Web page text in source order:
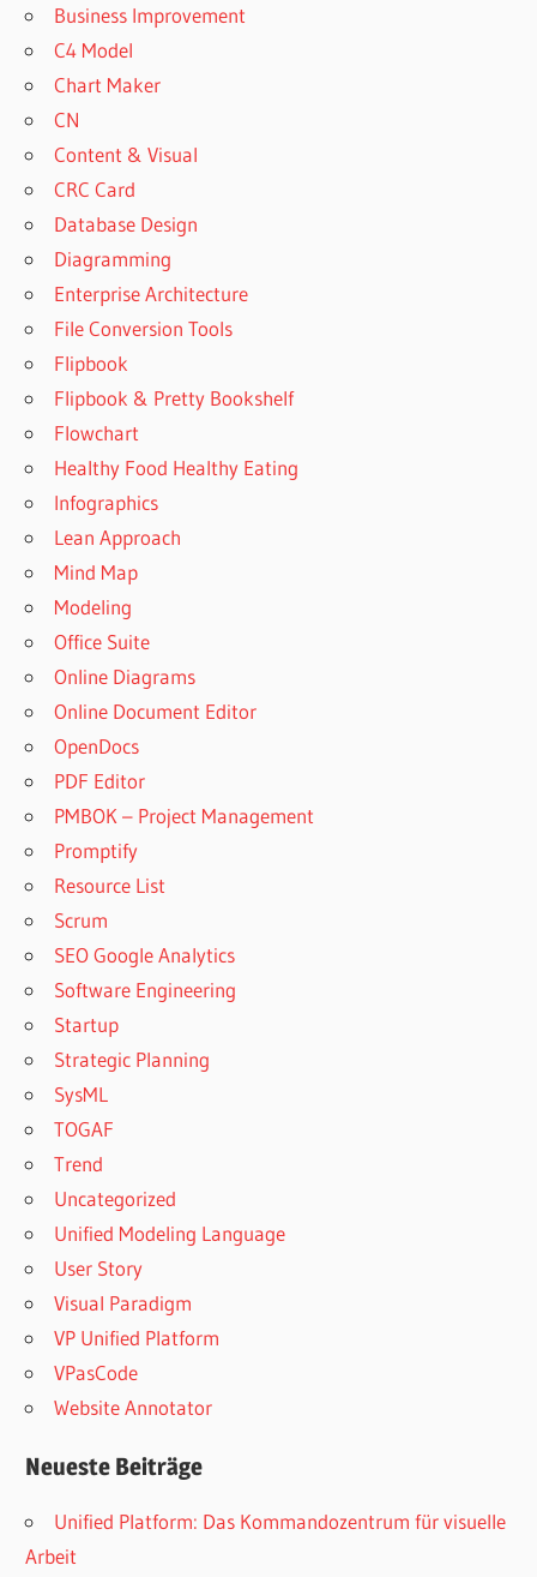
Business Improvement
C4 Model
Chart Maker
CN
Content & Visual
CRC Card
Database Design
Diagramming
Enterprise Architecture
File Conversion Tools
Flipbook
Flipbook & Pretty Bookshelf
Flowchart
Healthy Food Healthy Eating
Infographics
Lean Approach
Mind Map
Modeling
Office Suite
Online Diagrams
Online Document Editor
OpenDocs
PDF Editor
PMBOK – Project Management
Promptify
Resource List
Scrum
SEO Google Analytics
Software Engineering
Startup
Strategic Planning
SysML
TOGAF
Trend
Uncategorized
Unified Modeling Language
User Story
Visual Paradigm
VP Unified Platform
VPasCode
Website Annotator
Neueste Beiträge
Unified Platform: Das Kommandozentrum für visuelle
Arbeit